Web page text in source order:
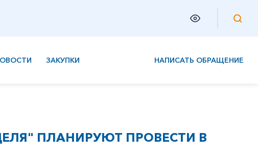
ЗАКУПКИ НАПИСАТЬ ОБРАЩЕНИЕ
ПЛАНИРУЮТ ПРОВЕСТИ В